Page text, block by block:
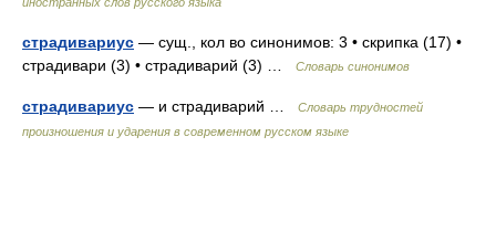
страдивариус — сущ., кол во синонимов: 3 • скрипка (17) •
страдивари (3) • страдиварий (3) …
Словарь синонимов
страдивариус — и страдиварий …
Словарь трудностей
произношения и ударения в современном русском языке